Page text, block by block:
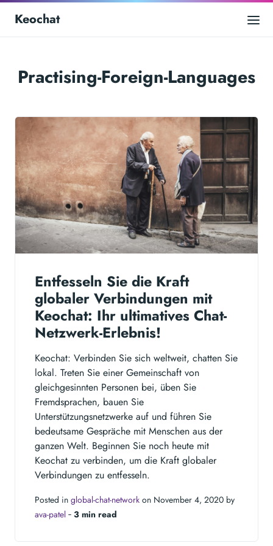
Keochat
Practising-Foreign-Languages
Entfesseln Sie die Kraft
globaler Verbindungen mit
Keochat: Ihr ultimatives Chat-
Netzwerk-Erlebnis!
Keochat: Verbinden Sie sich weltweit, chatten Sie
lokal. Treten Sie einer Gemeinschaft von
gleichgesinnten Personen bei, üben Sie
Fremdsprachen, bauen Sie
Unterstützungsnetzwerke auf und führen Sie
bedeutsame Gespräche mit Menschen aus der
ganzen Welt. Beginnen Sie noch heute mit
Keochat zu verbinden, um die Kraft globaler
Verbindungen zu entfesseln.
Posted in global-chat-network on November 4, 2020 by
ava-patel ‐ 3 min read